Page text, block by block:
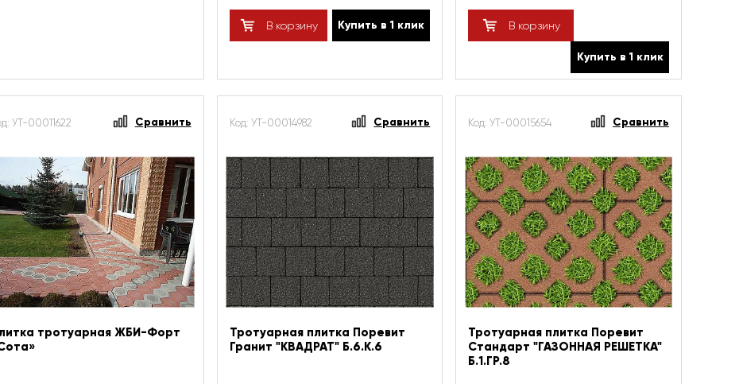
В корзину Купить в 1 клик В корзину
Купить в 1 клик
УТ-00011622 Сравнить
тротуарная ЖБИ-Форт
Код: УТ-00014982 Сравнить
Тротуарная плитка Поревит
Гранит "КВАДРАТ" Б.6.К.6
Код: УТ-00015654 Сравнить
Тротуарная плитка Поревит
Стандарт "ГАЗОННАЯ РЕШЕТКА"
Б.1.ГР.8